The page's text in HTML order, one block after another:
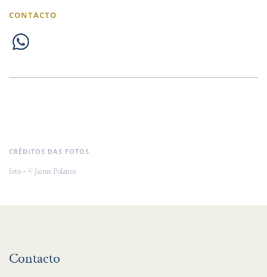
CONTACTO
CRÉDITOS DAS FOTOS
foto – © Jaime Polanco
Contacto